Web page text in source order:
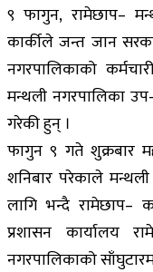
९ फागुन, रामेछाप–
कार्कीले जन्त जान
नगरपालिकाको
मन्थली नगरपालिका
गरेकी हुन् ।
फागुन ९ गते शुक्रबार
शनिबार परेकाले
लागि भन्दै रामेछाप–
प्रशासन कार्यालय
नगरपालिकाको